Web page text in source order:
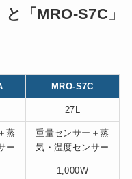
「MRO-S7C」
MRO-S7C
27L
蒸
ー
重量センサー＋蒸
気・温度センサー
1,000W